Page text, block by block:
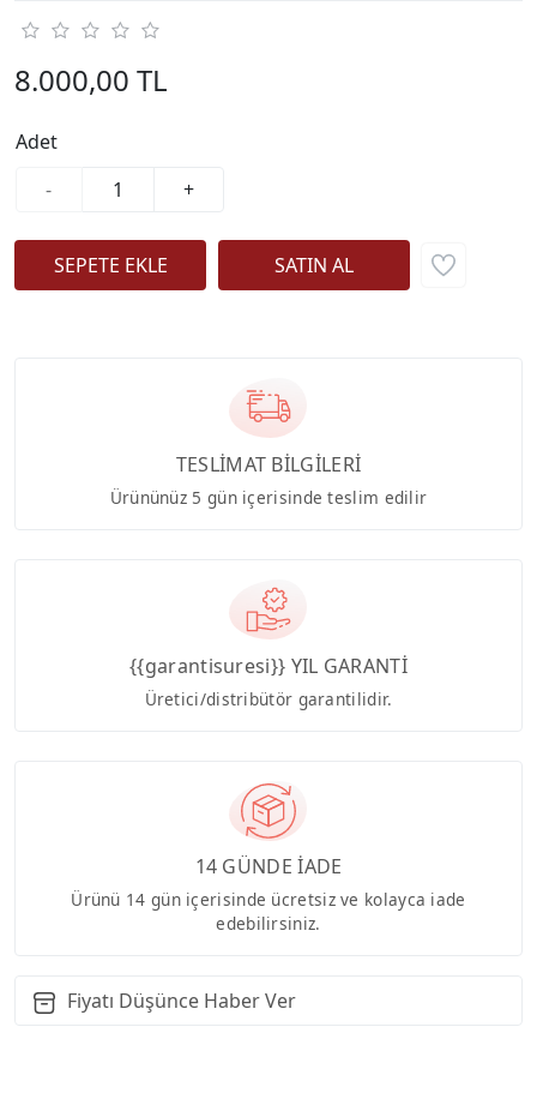
8.000,00 TL
Adet
-
+
TESLİMAT BİLGİLERİ
Ürününüz 5 gün içerisinde teslim edilir
{{garantisuresi}} YIL GARANTİ
Üretici/distribütör garantilidir.
14 GÜNDE İADE
Ürünü 14 gün içerisinde ücretsiz ve kolayca iade
edebilirsiniz.
Fiyatı Düşünce Haber Ver